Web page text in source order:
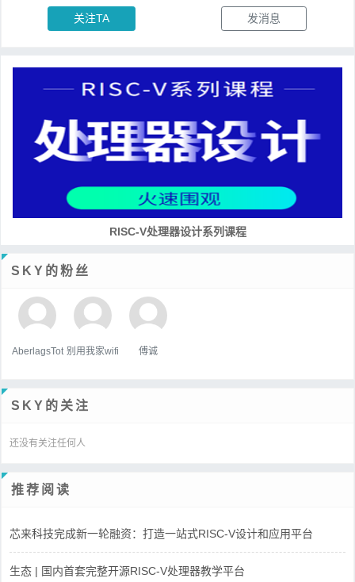
关注TA 发消息
RISC-V处理器设计系列课程
SKY的粉丝
AberlagsTot 别用我家wifi 傅诚
SKY的关注
还没有关注任何人
推荐阅读
芯来科技完成新一轮融资：打造一站式RISC-V设计和应用平台
生态 | 国内首套完整开源RISC-V处理器教学平台